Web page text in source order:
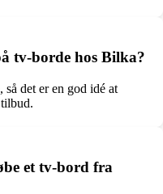
tv-borde hos Bilka?
det er en god idé at
et tv-bord fra